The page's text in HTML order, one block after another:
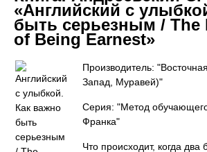
«Английский с
быть серьезным / The
of Being Earnest»
Производитель:
Запад, Муравей)"
Серия: "Метод
Франка"
Что происходит, когда два